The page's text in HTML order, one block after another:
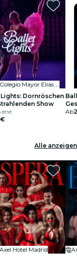
Colegio Mayor Elias Ahuja
Dornröschen
Show
ene
Ab
Alle anzeigen
Hotel Madrid